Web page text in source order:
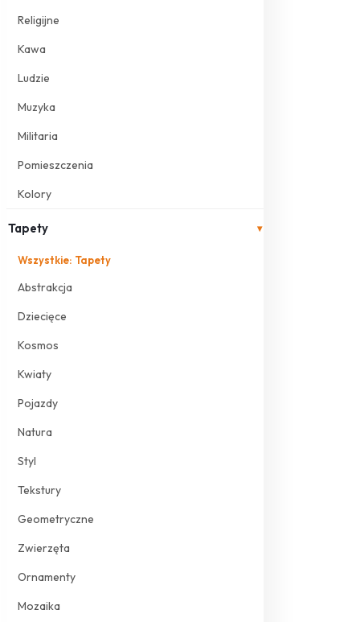
Religijne
Kawa
Ludzie
Muzyka
Militaria
Pomieszczenia
Kolory
Tapety ▾
Wszystkie: Tapety
Abstrakcja
Dziecięce
Kosmos
Kwiaty
Pojazdy
Natura
Styl
Tekstury
Geometryczne
Zwierzęta
Ornamenty
Mozaika